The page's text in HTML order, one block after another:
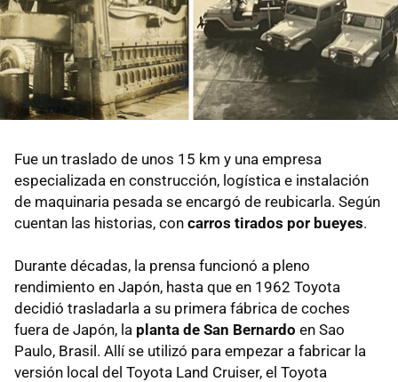
Fue un traslado de unos 15 km y una empresa
especializada en construcción, logística e instalación
de maquinaria pesada se encargó de reubicarla. Según
cuentan las historias, con carros tirados por bueyes.
Durante décadas, la prensa funcionó a pleno
rendimiento en Japón, hasta que en 1962 Toyota
decidió trasladarla a su primera fábrica de coches
fuera de Japón, la planta de San Bernardo en Sao
Paulo, Brasil. Allí se utilizó para empezar a fabricar la
versión local del Toyota Land Cruiser, el Toyota